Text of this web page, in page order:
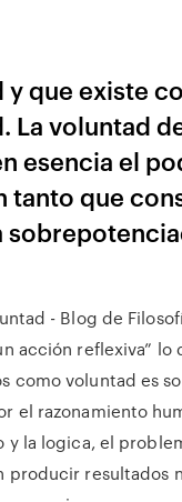
que existe
La voluntad
esencia el
tanto que
- Blog de
acción reflexiva” lo
como voluntad es
el razonamiento
y la logica, el
producir resultados